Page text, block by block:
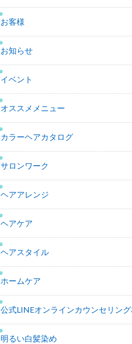
お客様
お知らせ
イベント
オススメメニュー
カラーヘアカタログ
サロンワーク
ヘアアレンジ
ヘアケア
ヘアスタイル
ホームケア
公式LINEオンラインカウンセリン
明るい白髪染め